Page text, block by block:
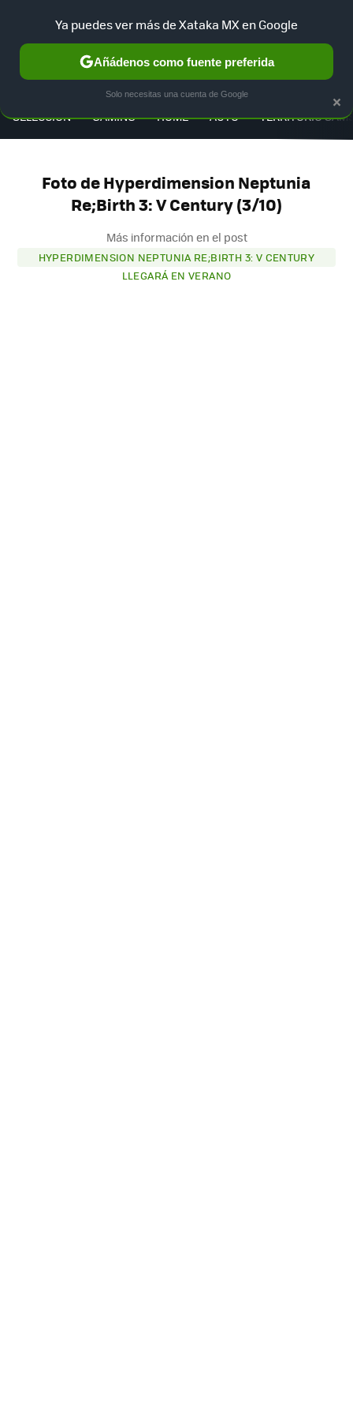
SELECCIÓN GAMING HOME AUTO TERRITORIO
Foto de Hyperdimension Neptunia
Re;Birth 3: V Century (3/10)
Más información en el post
HYPERDIMENSION NEPTUNIA RE;BIRTH 3: V CENTURY
LLEGARÁ EN VERANO
×
Ya puedes ver más de Xataka MX en Google
Añádenos como fuente preferida
Solo necesitas una cuenta de Google